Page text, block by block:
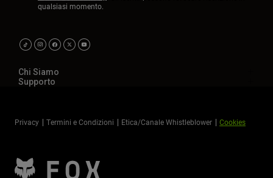
qualsiasi momento.
Chi Siamo
Supporto
Privacy Termini e Condizioni Etica/Canale Whistleblower Cookies